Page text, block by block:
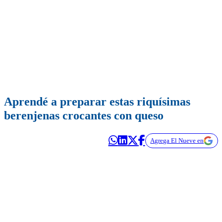
Aprendé a preparar estas riquísimas
berenjenas crocantes con queso
Agrega El Nueve en